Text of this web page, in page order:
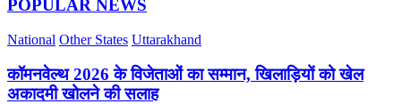
POPULAR NEWS
National Other States Uttarakhand
कॉमनवेल्थ 2026 के विजेताओं का सम्मान, खिलाड़ियों को खेल
अकादमी खोलने की सलाह